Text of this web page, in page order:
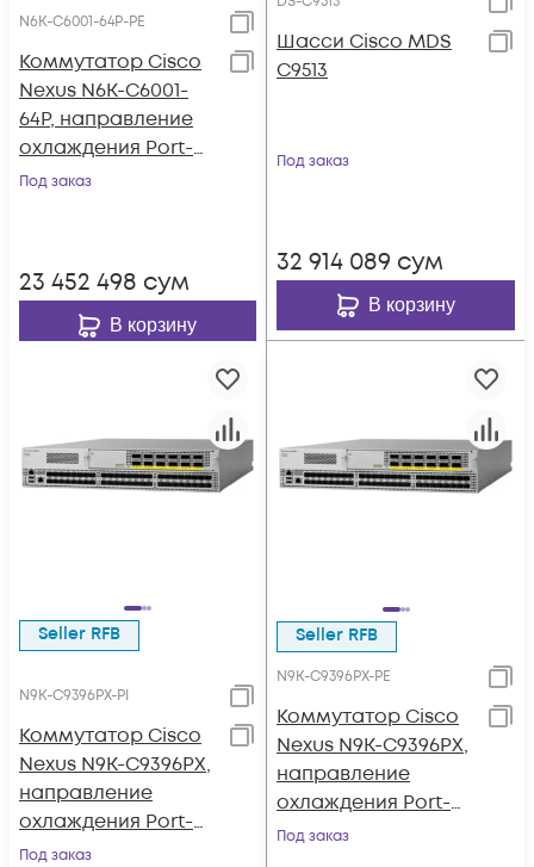
N6K-C6001-64P-PE
Коммутатор Cisco
Nexus N6K-C6001-
64P, направление
охлаждения Port-
side Exhaust
Под заказ
23 452 498 сум
В корзину
Шасси Cisco MDS
C9513
Под заказ
32 914 089 сум
В корзину
Seller RFB
N9K-C9396PX-PI
Коммутатор Cisco
Nexus N9K-C9396PX,
направление
охлаждения Port-
side Intake
Под заказ
Seller RFB
N9K-C9396PX-PE
Коммутатор Cisco
Nexus N9K-C9396PX,
направление
охлаждения Port-
side Exhaust
Под заказ